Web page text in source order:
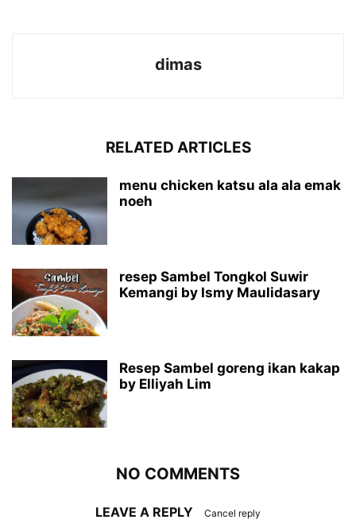
dimas
RELATED ARTICLES
menu chicken katsu ala ala emak
noeh
resep Sambel Tongkol Suwir
Kemangi by Ismy Maulidasary
Resep Sambel goreng ikan kakap
by Elliyah Lim
NO COMMENTS
LEAVE A REPLY Cancel reply